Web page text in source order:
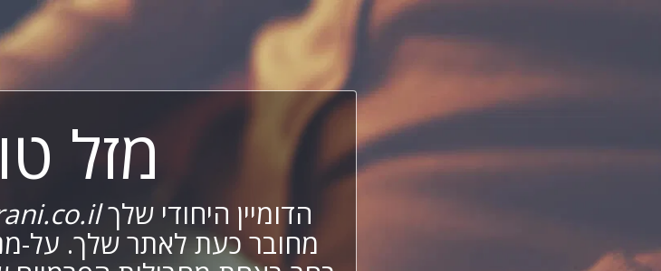
מזל
הדומיין היחודי שלך
מחובר כעת לאתר שלך. על-